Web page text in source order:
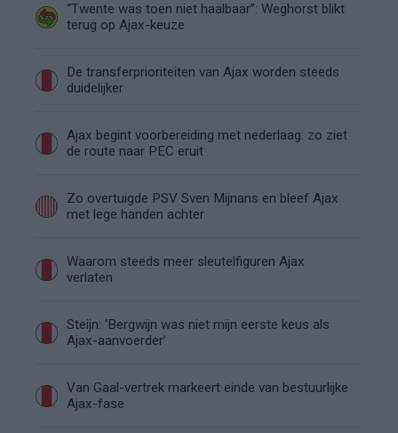
“Twente was toen niet haalbaar”: Weghorst blikt
terug op Ajax-keuze
De transferprioriteiten van Ajax worden steeds
duidelijker
Ajax begint voorbereiding met nederlaag: zo ziet
de route naar PEC eruit
Zo overtuigde PSV Sven Mijnans en bleef Ajax
met lege handen achter
Waarom steeds meer sleutelfiguren Ajax
verlaten
Steijn: ‘Bergwijn was niet mijn eerste keus als
Ajax-aanvoerder’
Van Gaal-vertrek markeert einde van bestuurlijke
Ajax-fase